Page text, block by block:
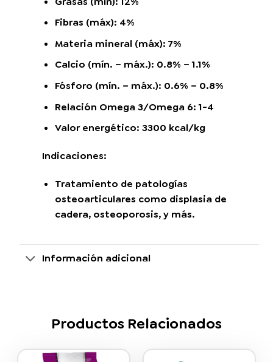
Fibras (máx): 4%
Materia mineral (máx): 7%
Calcio (mín. – máx.): 0.8% – 1.1%
Fósforo (mín. – máx.): 0.6% – 0.8%
Relación Omega 3/Omega 6: 1-4
Valor energético: 3300 kcal/kg
Indicaciones:
Tratamiento de patologías
osteoarticulares como displasia de
cadera, osteoporosis, y más.
Información adicional
Productos Relacionados